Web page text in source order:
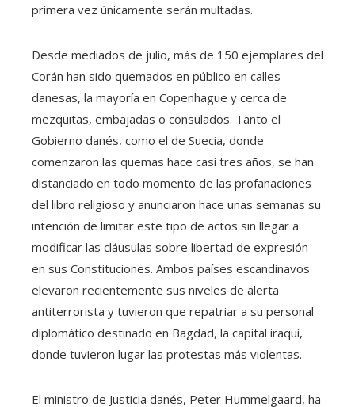
primera vez únicamente serán multadas.
Desde mediados de julio, más de 150 ejemplares del
Corán han sido quemados en público en calles
danesas, la mayoría en Copenhague y cerca de
mezquitas, embajadas o consulados. Tanto el
Gobierno danés, como el de Suecia, donde
comenzaron las quemas hace casi tres años, se han
distanciado en todo momento de las profanaciones
del libro religioso y anunciaron hace unas semanas su
intención de limitar este tipo de actos sin llegar a
modificar las cláusulas sobre libertad de expresión
en sus Constituciones. Ambos países escandinavos
elevaron recientemente sus niveles de alerta
antiterrorista y tuvieron que repatriar a su personal
diplomático destinado en Bagdad, la capital iraquí,
donde tuvieron lugar las protestas más violentas.
El ministro de Justicia danés, Peter Hummelgaard, ha